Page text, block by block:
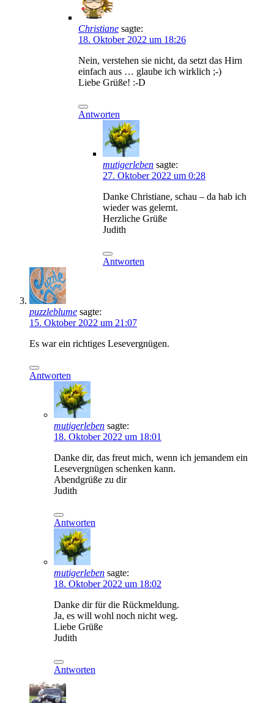
Christiane sagte:
18. Oktober 2022 um 18:26
Nein, verstehen sie nicht, da setzt das Hirn
einfach aus … glaube ich wirklich ;-)
Liebe Grüße! :-D
Antworten
mutigerleben sagte:
27. Oktober 2022 um 0:28
Danke Christiane, schau – da hab ich
wieder was gelernt.
Herzliche Grüße
Judith
Antworten
puzzleblume sagte:
15. Oktober 2022 um 21:07
Es war ein richtiges Lesevergnügen.
Antworten
mutigerleben sagte:
18. Oktober 2022 um 18:01
Danke dir, das freut mich, wenn ich jemandem ein
Lesevergnügen schenken kann.
Abendgrüße zu dir
Judith
Antworten
mutigerleben sagte:
18. Oktober 2022 um 18:02
Danke dir für die Rückmeldung.
Ja, es will wohl noch nicht weg.
Liebe Grüße
Judith
Antworten